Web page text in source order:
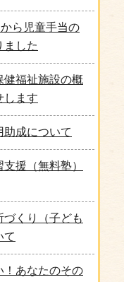
ら児童手当の
ました
健福祉施設の概
します
助成について
援（無料塾）
づくり（子ども
て
！あなたのその